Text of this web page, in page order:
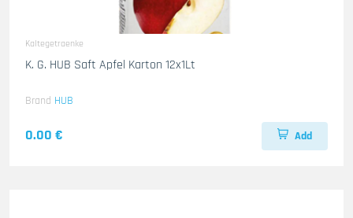
Kaltegetraenke
K. G. HUB Saft Apfel Karton 12x1Lt
Brand HUB
0.00 € Add